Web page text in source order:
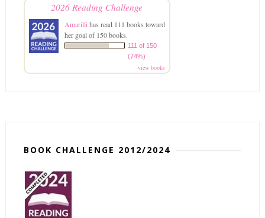
2026 Reading Challenge
Amarillihas read 111 books toward
her goal of 150 books.
111 of 150
(74%)
view books
BOOK CHALLENGE 2012/2024